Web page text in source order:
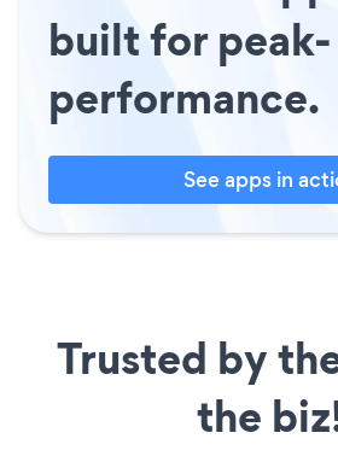
built for peak-
performance.
See apps in
Trusted by
the